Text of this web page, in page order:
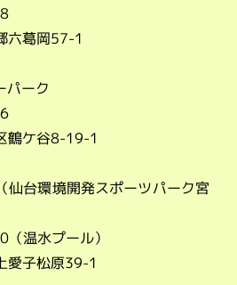
六葛岡57-1
パーク
鶴ケ谷8-19-1
仙台環境開発スポーツパーク宮
温水プール）
愛子松原39-1